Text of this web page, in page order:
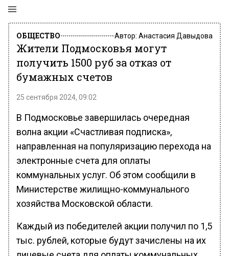
ОБЩЕСТВО Автор: Анастасия Давыдова
Жители Подмосковья могут
получить 1500 руб за отказ от
бумажных счетов
25 сентября 2024, 09:02
В Подмосковье завершилась очередная
волна акции «Счастливая подписка»,
направленная на популяризацию перехода на
электронные счета для оплаты
коммунальных услуг. Об этом сообщили в
Министерстве жилищно-коммунального
хозяйства Московской области.
Каждый из победителей акции получил по 1,5
тыс. рублей, которые будут зачислены на их